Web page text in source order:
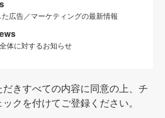
広告／マーケティングの最新情報
体に対するお知らせ
きすべての内容に同意の上、チ
クを付けてご登録ください。